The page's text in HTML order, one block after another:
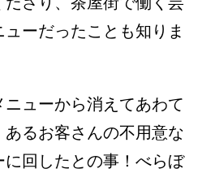
ーだったことも知りま
ューから消えてあわて
るお客さんの不用意な
回したとの事！べらぼ